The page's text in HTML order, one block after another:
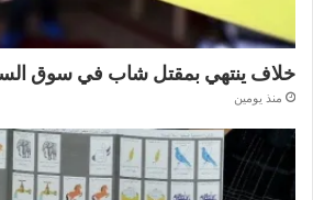
خلاف ينتهي بمقتل شاب في سوق
منذ يومين